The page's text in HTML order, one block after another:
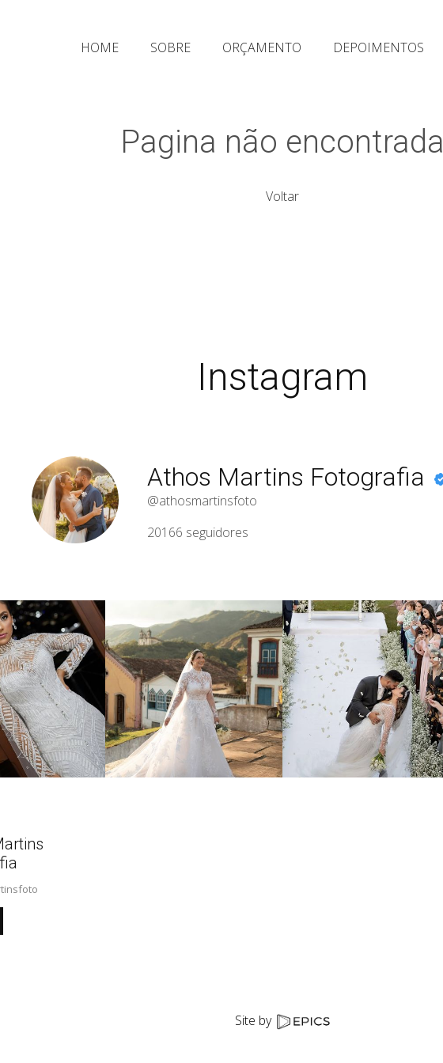
HOME SOBRE ORÇAMENTO DEPOIMENTOS
Pagina não encontrada
Voltar
Instagram
Athos Martins Fotografia
@athosmartinsfoto
20166 seguidores
Site by